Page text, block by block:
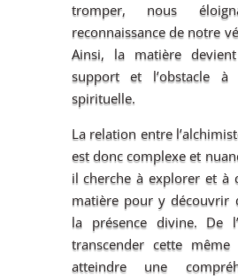
tromper, nous
reconnaissance de notre
Ainsi, la matière
support et l’obstacle à
spirituelle.
La relation entre
est donc complexe et
il cherche à explorer et à
matière pour y découvrir
la présence divine. De
transcender cette
atteindre une